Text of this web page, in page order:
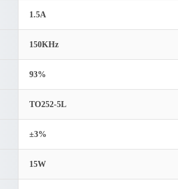
1.5A
150KHz
93%
TO252-5L
±3%
15W